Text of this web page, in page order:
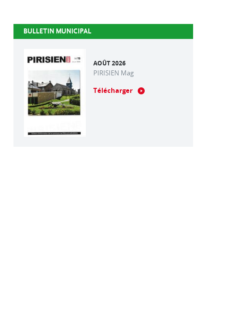
BULLETIN MUNICIPAL
AOÛT 2026
PIRISIEN Mag
Télécharger